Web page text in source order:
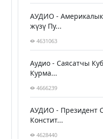
АУДИО -
жүзү Пу...
4631063
Аудио - Саясатчы
Курма...
4666239
АУДИО - Президент
Констит...
4628440